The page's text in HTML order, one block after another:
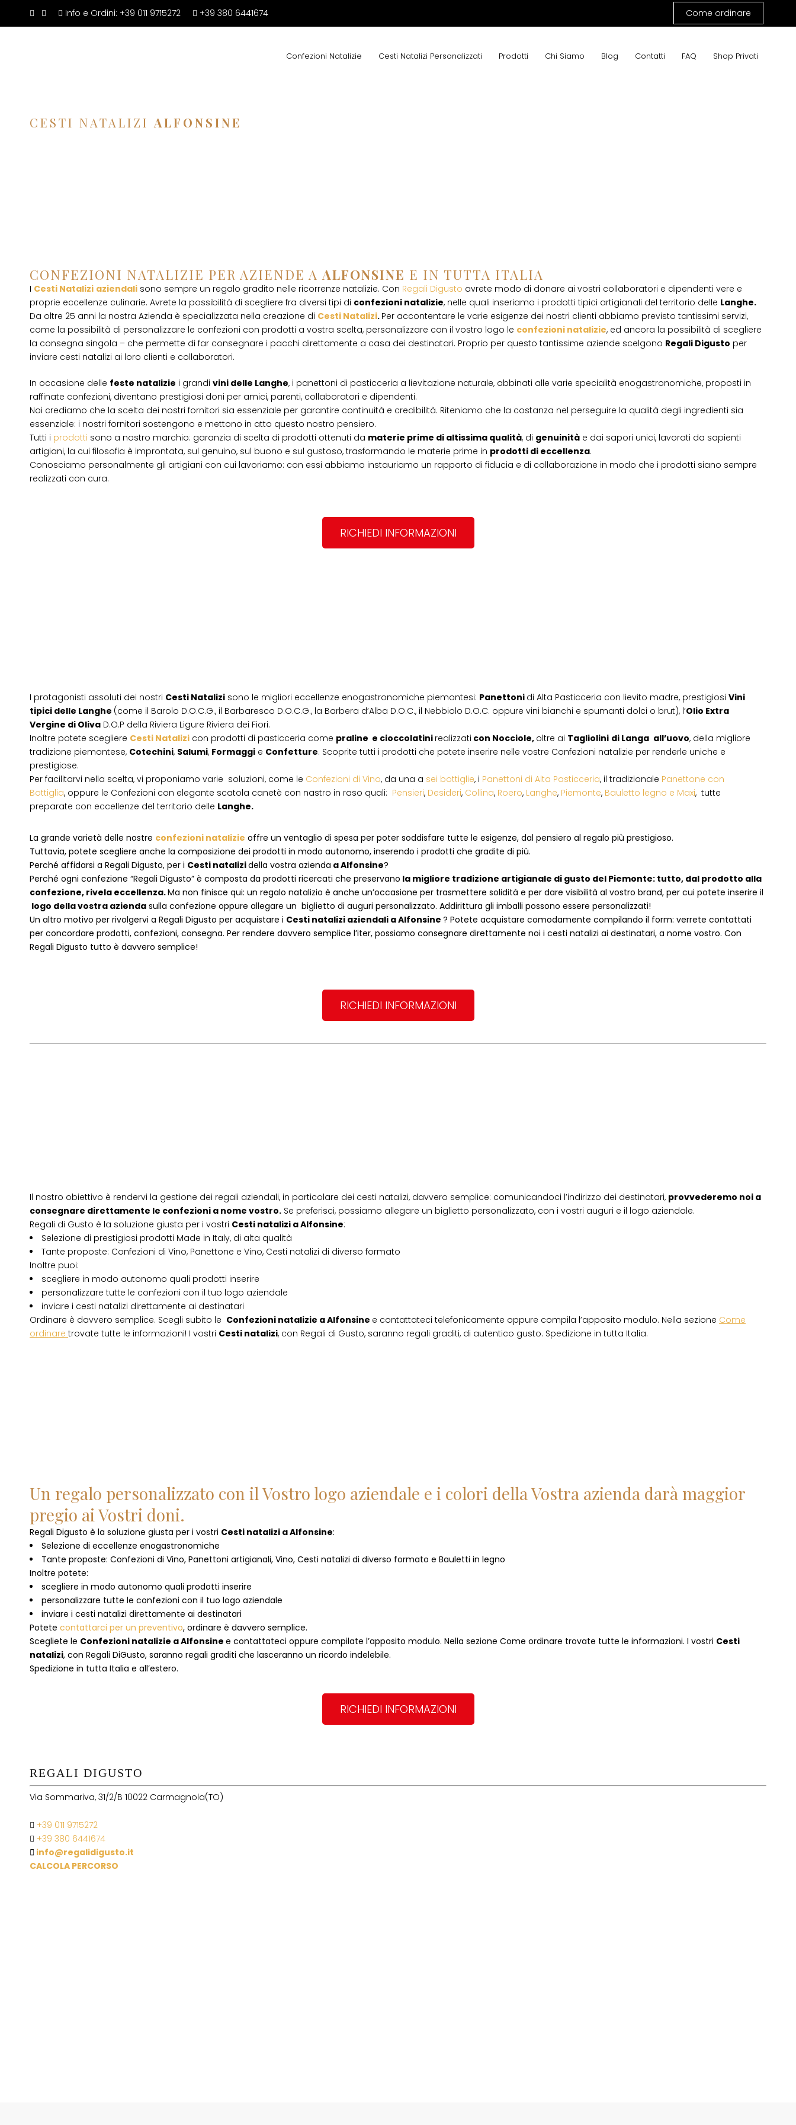
Info e Ordini: +39 011 9715272 +39 380 6441674 Come ordinare
Confezioni Natalizie Cesti Natalizi Personalizzati Prodotti Chi Siamo Blog Contatti FAQ Shop Privati
CESTI NATALIZI ALFONSINE
CONFEZIONI NATALIZIE PER AZIENDE AALFONSINE E IN TUTTA ITALIA
I Cesti Natalizi aziendali sono sempre un regalo gradito nelle ricorrenze natalizie. Con Regali Digusto avrete modo di donare ai vostri collaboratori e dipendenti vere e
proprie eccellenze culinarie. Avrete la possibilità di scegliere fra diversi tipi di confezioni natalizie, nelle quali inseriamo i prodotti tipici artigianali del territorio delle Langhe.
Da oltre 25 anni la nostra Azienda è specializzata nella creazione di Cesti Natalizi. Per accontentare le varie esigenze dei nostri clienti abbiamo previsto tantissimi servizi,
come la possibilità di personalizzare le confezioni con prodotti a vostra scelta, personalizzare con il vostro logo le confezioni natalizie, ed ancora la possibilità di scegliere
la consegna singola – che permette di far consegnare i pacchi direttamente a casa dei destinatari. Proprio per questo tantissime aziende scelgono Regali Digusto per
inviare cesti natalizi ai loro clienti e collaboratori.
In occasione delle feste natalizie i grandi vini delle Langhe, i panettoni di pasticceria a lievitazione naturale, abbinati alle varie specialità enogastronomiche, proposti in
raffinate confezioni, diventano prestigiosi doni per amici, parenti, collaboratori e dipendenti.
Noi crediamo che la scelta dei nostri fornitori sia essenziale per garantire continuità e credibilità. Riteniamo che la costanza nel perseguire la qualità degli ingredienti sia
essenziale: i nostri fornitori sostengono e mettono in atto questo nostro pensiero.
Tutti i prodotti sono a nostro marchio: garanzia di scelta di prodotti ottenuti da materie prime di altissima qualità, di genuinità e dai sapori unici, lavorati da sapienti
artigiani, la cui filosofia è improntata, sul genuino, sul buono e sul gustoso, trasformando le materie prime in prodotti di eccellenza.
Conosciamo personalmente gli artigiani con cui lavoriamo: con essi abbiamo instauriamo un rapporto di fiducia e di collaborazione in modo che i prodotti siano sempre
realizzati con cura.
RICHIEDI INFORMAZIONI
I protagonisti assoluti dei nostri Cesti Natalizi sono le migliori eccellenze enogastronomiche piemontesi: Panettoni di Alta Pasticceria con lievito madre, prestigiosi Vini
tipici delle Langhe (come il Barolo D.O.C.G., il Barbaresco D.O.C.G., la Barbera d’Alba D.O.C., il Nebbiolo D.O.C. oppure vini bianchi e spumanti dolci o brut), l’Olio Extra
Vergine di Oliva D.O.P della Riviera Ligure Riviera dei Fiori.
Inoltre potete scegliere Cesti Natalizi con prodotti di pasticceria come praline e cioccolatini realizzati con Nocciole, oltre ai Tagliolini di Langa all’uovo, della migliore
tradizione piemontese, Cotechini, Salumi, Formaggi e Confetture. Scoprite tutti i prodotti che potete inserire nelle vostre Confezioni natalizie per renderle uniche e
prestigiose.
Per facilitarvi nella scelta, vi proponiamo varie soluzioni, come le Confezioni di Vino, da una a sei bottiglie, i Panettoni di Alta Pasticceria, il tradizionale Panettone con
Bottiglia, oppure le Confezioni con elegante scatola canetè con nastro in raso quali: Pensieri, Desideri, Collina, Roero, Langhe, Piemonte, Bauletto legno e Maxi, tutte
preparate con eccellenze del territorio delle Langhe.
La grande varietà delle nostre confezioni natalizie offre un ventaglio di spesa per poter soddisfare tutte le esigenze, dal pensiero al regalo più prestigioso.
Tuttavia, potete scegliere anche la composizione dei prodotti in modo autonomo, inserendo i prodotti che gradite di più.
Perché affidarsi a Regali Digusto, per i Cesti natalizidella vostra azienda aAlfonsine?
Perché ogni confezione “Regali Digusto” è composta da prodotti ricercati che preservano la migliore tradizione artigianale di gusto del Piemonte: tutto, dal prodotto alla
confezione, rivela eccellenza.Ma non finisce qui: un regalo natalizio è anche un’occasione per trasmettere solidità e per dare visibilità al vostro brand, per cui potete inserire il
logo della vostra azienda sulla confezione oppure allegare un biglietto di auguri personalizzato. Addirittura gli imballi possono essere personalizzati!
Un altro motivo per rivolgervi a Regali Digusto per acquistare i Cesti natalizi aziendali aAlfonsine ? Potete acquistare comodamente compilando il form: verrete contattati
per concordare prodotti, confezioni, consegna. Per rendere davvero semplice l’iter, possiamo consegnare direttamente noi i cesti natalizi ai destinatari, a nome vostro. Con
Regali Digusto tutto è davvero semplice!
RICHIEDI INFORMAZIONI
Il nostro obiettivo è rendervi la gestione dei regali aziendali, in particolare dei cesti natalizi, davvero semplice: comunicandoci l’indirizzo dei destinatari, provvederemo noi a
consegnare direttamente le confezioni a nome vostro. Se preferisci, possiamo allegare un biglietto personalizzato, con i vostri auguri e il logo aziendale.
Regali di Gusto è la soluzione giusta per i vostri Cesti natalizi aAlfonsine:
Selezione di prestigiosi prodotti Made in Italy, di alta qualità
Tante proposte: Confezioni di Vino, Panettone e Vino, Cesti natalizi di diverso formato
Inoltre puoi:
scegliere in modo autonomo quali prodotti inserire
personalizzare tutte le confezioni con il tuo logo aziendale
inviare i cesti natalizi direttamente ai destinatari
Ordinare è davvero semplice. Scegli subito le Confezioni natalizie aAlfonsine e contattateci telefonicamente oppure compila l’apposito modulo. Nella sezione Come
ordinare trovate tutte le informazioni! I vostri Cesti natalizi, con Regali di Gusto, saranno regali graditi, di autentico gusto. Spedizione in tutta Italia.
Un regalo personalizzato con il Vostro logo aziendale e i colori della Vostra azienda darà maggior
pregio ai Vostri doni.
Regali Digusto è la soluzione giusta per i vostri Cesti natalizi aAlfonsine:
Selezione di eccellenze enogastronomiche
Tante proposte: Confezioni di Vino, Panettoni artigianali, Vino, Cesti natalizi di diverso formato e Bauletti in legno
Inoltre potete:
scegliere in modo autonomo quali prodotti inserire
personalizzare tutte le confezioni con il tuo logo aziendale
inviare i cesti natalizi direttamente ai destinatari
Potete contattarci per un preventivo, ordinare è davvero semplice.
Scegliete le Confezioni natalizie aAlfonsine e contattateci oppure compilate l’apposito modulo. Nella sezione Come ordinare trovate tutte le informazioni. I vostri Cesti
natalizi, con Regali DiGusto, saranno regali graditi che lasceranno un ricordo indelebile.
Spedizione in tutta Italia e all’estero.
RICHIEDI INFORMAZIONI
REGALI DIGUSTO
Via Sommariva, 31/2/B 10022 Carmagnola(TO)
+39 011 9715272
+39 380 6441674
info@regalidigusto.it
CALCOLA PERCORSO